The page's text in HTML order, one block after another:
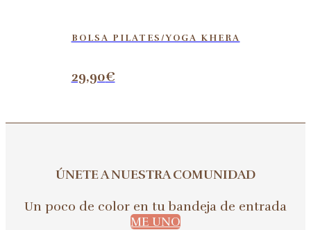
BOLSA PILATES/YOGA KHERA
29,90€
ÚNETE A NUESTRA COMUNIDAD
Un poco de color en tu bandeja de entrada
ME UNO